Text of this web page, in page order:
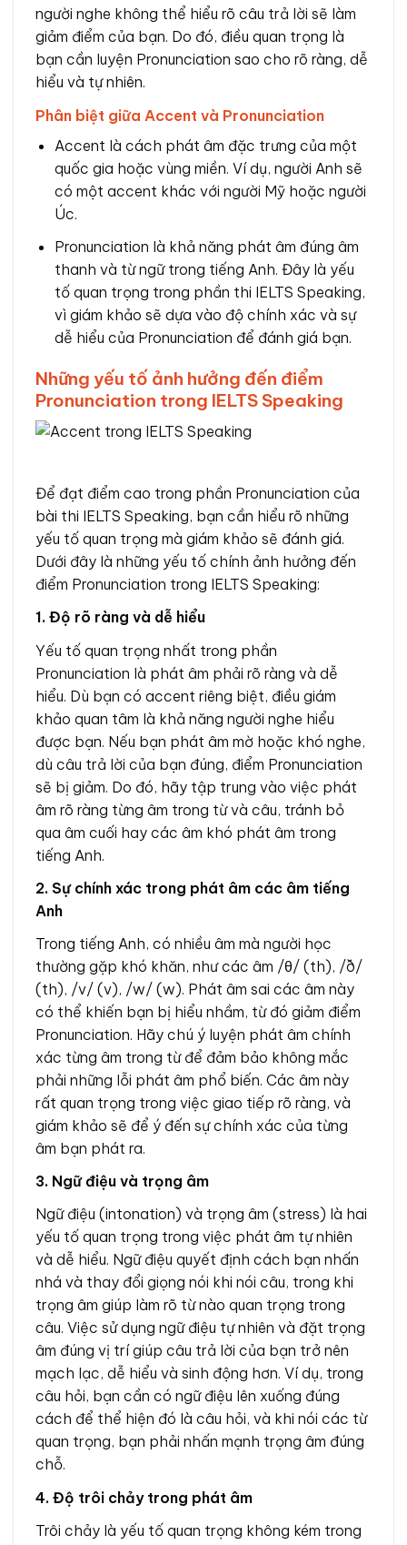
người nghe không thể hiểu rõ câu trả lời sẽ làm
giảm điểm của bạn. Do đó, điều quan trọng là
bạn cần luyện Pronunciation sao cho rõ ràng, dễ
hiểu và tự nhiên.
Phân biệt giữa Accent và Pronunciation
Accent là cách phát âm đặc trưng của một
quốc gia hoặc vùng miền. Ví dụ, người Anh sẽ
có một accent khác với người Mỹ hoặc người
Úc.
Pronunciation là khả năng phát âm đúng âm
thanh và từ ngữ trong tiếng Anh. Đây là yếu
tố quan trọng trong phần thi IELTS Speaking,
vì giám khảo sẽ dựa vào độ chính xác và sự
dễ hiểu của Pronunciation để đánh giá bạn.
Những yếu tố ảnh hưởng đến điểm
Pronunciation trong IELTS Speaking
Để đạt điểm cao trong phần Pronunciation của
bài thi IELTS Speaking, bạn cần hiểu rõ những
yếu tố quan trọng mà giám khảo sẽ đánh giá.
Dưới đây là những yếu tố chính ảnh hưởng đến
điểm Pronunciation trong IELTS Speaking:
1. Độ rõ ràng và dễ hiểu
Yếu tố quan trọng nhất trong phần
Pronunciation là phát âm phải rõ ràng và dễ
hiểu. Dù bạn có accent riêng biệt, điều giám
khảo quan tâm là khả năng người nghe hiểu
được bạn. Nếu bạn phát âm mờ hoặc khó nghe,
dù câu trả lời của bạn đúng, điểm Pronunciation
sẽ bị giảm. Do đó, hãy tập trung vào việc phát
âm rõ ràng từng âm trong từ và câu, tránh bỏ
qua âm cuối hay các âm khó phát âm trong
tiếng Anh.
2. Sự chính xác trong phát âm các âm tiếng
Anh
Trong tiếng Anh, có nhiều âm mà người học
thường gặp khó khăn, như các âm /θ/ (th), /ð/
(th), /v/ (v), /w/ (w). Phát âm sai các âm này
có thể khiến bạn bị hiểu nhầm, từ đó giảm điểm
Pronunciation. Hãy chú ý luyện phát âm chính
xác từng âm trong từ để đảm bảo không mắc
phải những lỗi phát âm phổ biến. Các âm này
rất quan trọng trong việc giao tiếp rõ ràng, và
giám khảo sẽ để ý đến sự chính xác của từng
âm bạn phát ra.
3. Ngữ điệu và trọng âm
Ngữ điệu (intonation) và trọng âm (stress) là hai
yếu tố quan trọng trong việc phát âm tự nhiên
và dễ hiểu. Ngữ điệu quyết định cách bạn nhấn
nhá và thay đổi giọng nói khi nói câu, trong khi
trọng âm giúp làm rõ từ nào quan trọng trong
câu. Việc sử dụng ngữ điệu tự nhiên và đặt trọng
âm đúng vị trí giúp câu trả lời của bạn trở nên
mạch lạc, dễ hiểu và sinh động hơn. Ví dụ, trong
câu hỏi, bạn cần có ngữ điệu lên xuống đúng
cách để thể hiện đó là câu hỏi, và khi nói các từ
quan trọng, bạn phải nhấn mạnh trọng âm đúng
chỗ.
4. Độ trôi chảy trong phát âm
Trôi chảy là yếu tố quan trọng không kém trong